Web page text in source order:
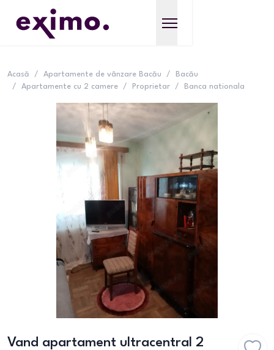
Acasă / Apartamente de vânzare Bacău /
Bacău
/
Apartamente cu 2 camere / Proprietar / Banca nationala
Vand apartament ultracentral 2